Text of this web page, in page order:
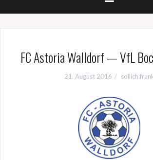
FC Astoria Walldorf — VfL
21. August 2016